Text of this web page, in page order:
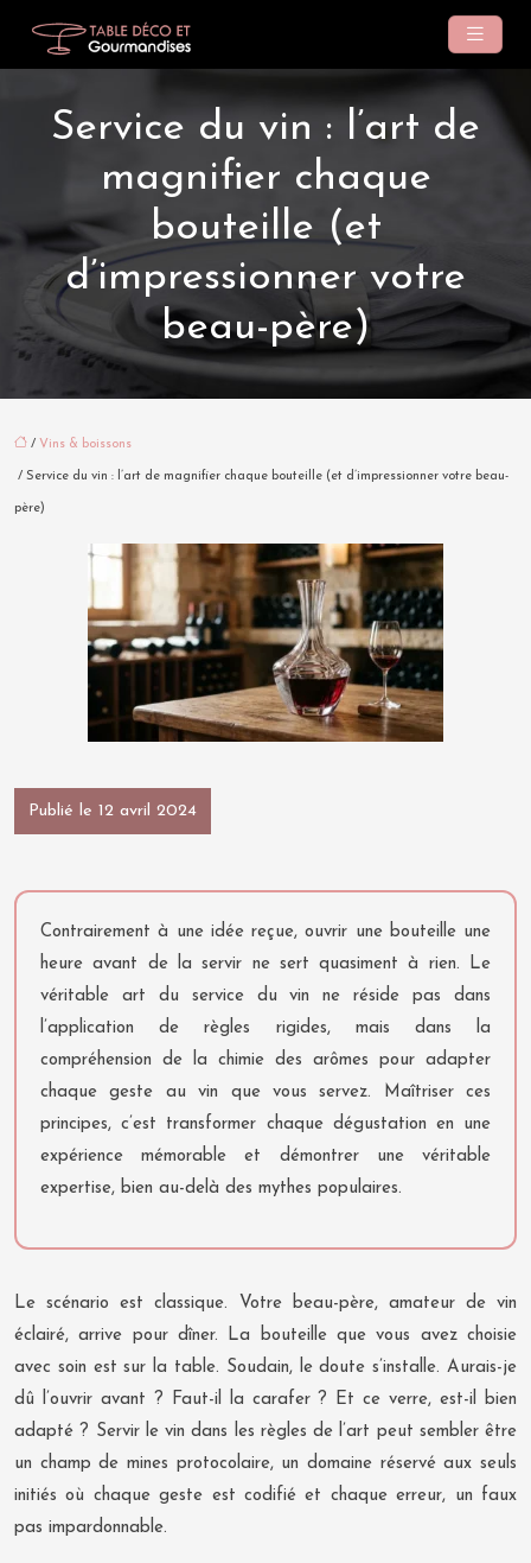
Service du vin : l’art de
magnifier chaque
bouteille (et
d’impressionner votre
beau-père)
/ Vins & boissons
/ Service du vin : l’art de magnifier chaque bouteille (et d’impressionner votre beau-
père)
Publié le 12 avril 2024
Contrairement à une idée reçue, ouvrir une bouteille une
heure avant de la servir ne sert quasiment à rien. Le
véritable art du service du vin ne réside pas dans
l’application de règles rigides, mais dans la
compréhension de la chimie des arômes pour adapter
chaque geste au vin que vous servez. Maîtriser ces
principes, c’est transformer chaque dégustation en une
expérience mémorable et démontrer une véritable
expertise, bien au-delà des mythes populaires.
Le scénario est classique. Votre beau-père, amateur de vin
éclairé, arrive pour dîner. La bouteille que vous avez choisie
avec soin est sur la table. Soudain, le doute s’installe. Aurais-je
dû l’ouvrir avant ? Faut-il la carafer ? Et ce verre, est-il bien
adapté ? Servir le vin dans les règles de l’art peut sembler être
un champ de mines protocolaire, un domaine réservé aux seuls
initiés où chaque geste est codifié et chaque erreur, un faux
pas impardonnable.